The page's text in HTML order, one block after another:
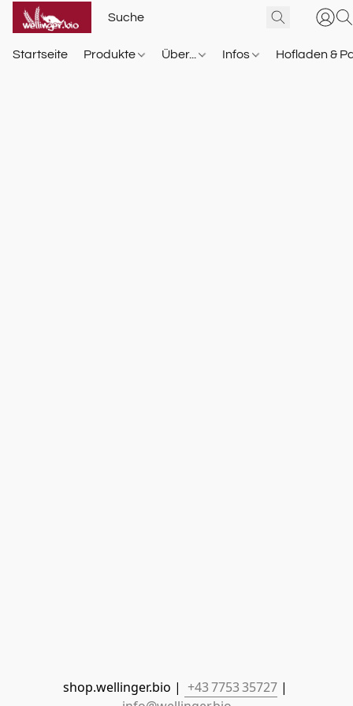
Startseite Produkte Über... Infos Hofladen &
shop.wellinger.bio | +43 7753 35727